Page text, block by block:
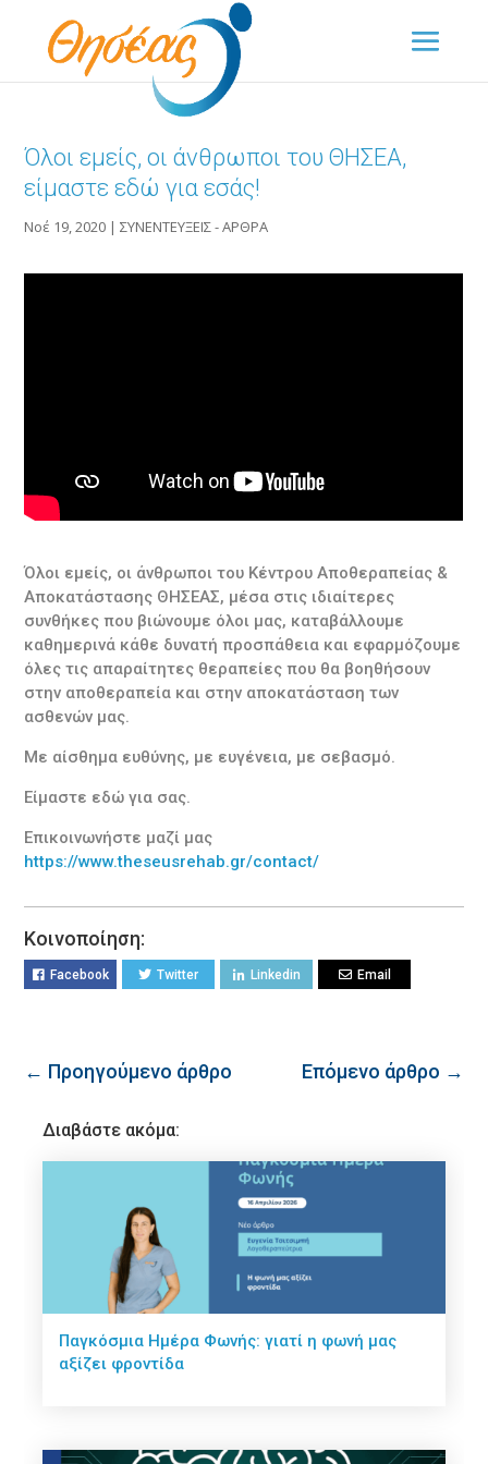
Όλοι εμείς, οι άνθρωποι του ΘΗΣΕΑ,
είμαστε εδώ για εσάς!
Νοέ 19, 2020 |ΣΥΝΕΝΤΕΥΞΕΙΣ - ΑΡΘΡΑ
Όλοι εμείς, οι άνθρωποι του Κέντρου Αποθεραπείας &
Αποκατάστασης ΘΗΣΕΑΣ, μέσα στις ιδιαίτερες
συνθήκες που βιώνουμε όλοι μας, καταβάλλουμε
καθημερινά κάθε δυνατή προσπάθεια και εφαρμόζουμε
όλες τις απαραίτητες θεραπείες που θα βοηθήσουν
στην αποθεραπεία και στην αποκατάσταση των
ασθενών μας.
Με αίσθημα ευθύνης, με ευγένεια, με σεβασμό.
Είμαστε εδώ για σας.
Επικοινωνήστε μαζί μας
https://www.theseusrehab.gr/contact/
Κοινοποίηση:
Facebook Twitter Linkedin Email
← Προηγούμενο άρθρο Επόμενο άρθρο →
Διαβάστε ακόμα:
Παγκόσμια Ημέρα Φωνής: γιατί η φωνή μας
αξίζει φροντίδα